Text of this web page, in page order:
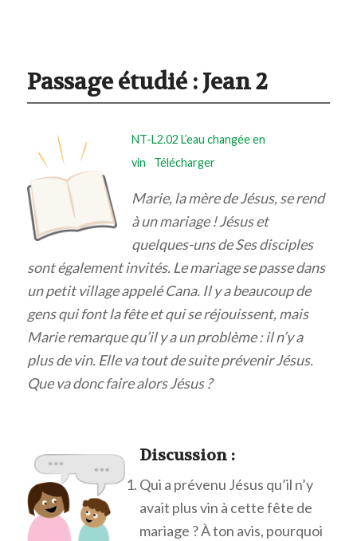
Passage étudié :Jean 2
NT-L2.02 L’eau changée en
vin
Télécharger
Marie, la mère de Jésus, se rend
à un mariage ! Jésus et
quelques-uns de Ses disciples
sont également invités. Le mariage se passe dans
un petit village appelé Cana. Il y a beaucoup de
gens qui font la fête et qui se réjouissent, mais
Marie remarque qu’il y a un problème : il n’y a
plus de vin. Elle va tout de suite prévenir Jésus.
Que va donc faire alors Jésus ?
Discussion :
Qui a prévenu Jésus qu’il n’y
avait plus vin à cette fête de
mariage ? À ton avis, pourquoi